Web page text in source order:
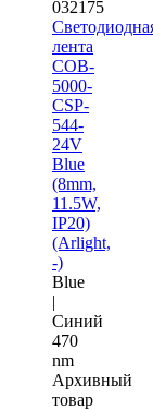
032175
лента
COB-
5000-
CSP-
544-
24V
Blue
(8mm,
11.5W,
IP20)
(Arlight,
-)
Blue
|
Синий
470
nm
Архивный
товар